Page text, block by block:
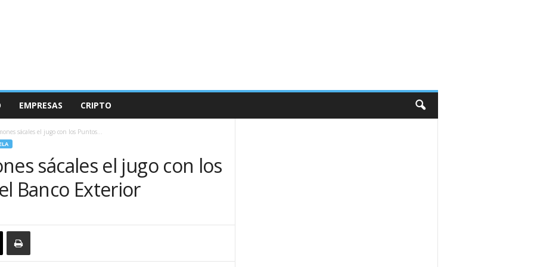
EMPRESAS CRIPTO
sácales el jugo con los Puntos...
sácales el jugo con los
Banco Exterior